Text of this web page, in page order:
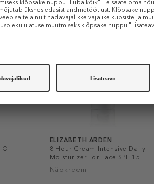
ELIZABETH ARDEN
8 Hour Cream Intensive Daily
Moisturizer For Face SPF 15
Näokreem